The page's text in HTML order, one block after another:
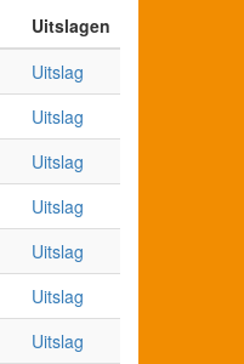
Uitslagen
Uitslag
Uitslag
Uitslag
Uitslag
Uitslag
Uitslag
Uitslag